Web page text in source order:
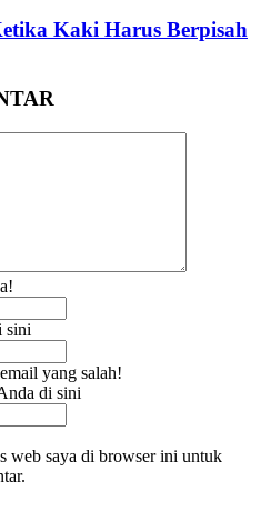
Kaki Harus Berpisah
sini
yang salah!
di sini
web saya di browser ini untuk